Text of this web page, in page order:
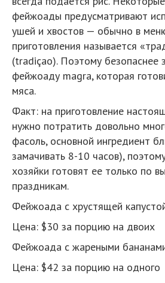
фейжоады предусматривают
ушей и хвостов — обычно в
приготовления называется
(tradiçao). Поэтому безопаснее
фейжоаду magra, которая
мяса.
Факт: на приготовление
нужно потратить довольно
фасоль, основной ингредиент
замачивать 8-10 часов),
хозяйки готовят ее только по
праздникам.
Фейжоада с хрустящей
Цена: $30 за порцию на двоих
Фейжоада с жареными
Цена: $42 за порцию на одного